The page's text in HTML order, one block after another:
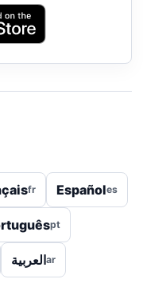
fr Españoles
pt
العربيةar